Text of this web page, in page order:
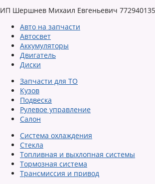
ИП Шершнев Михаил Евгеньевич
Авто на запчасти
Автосвет
Аккумуляторы
Двигатель
Диски
Запчасти для ТО
Кузов
Подвеска
Рулевое управление
Салон
Система охлаждения
Стекла
Топливная и выхлопная системы
Тормозная система
Трансмиссия и привод